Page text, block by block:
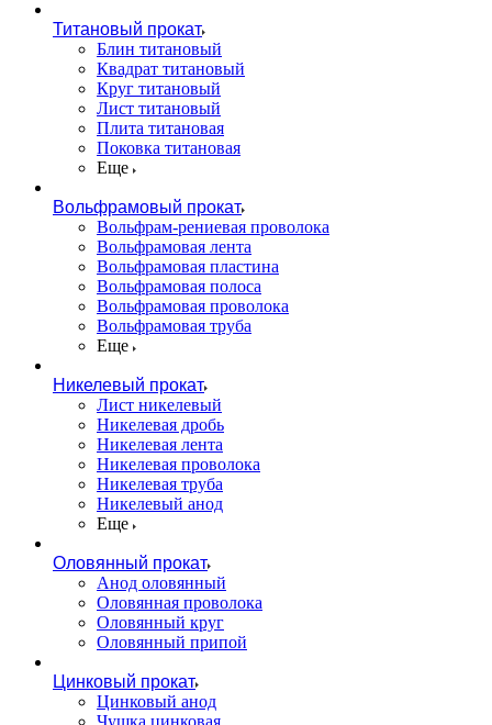
Титановый прокат
Блин титановый
Квадрат титановый
Круг титановый
Лист титановый
Плита титановая
Поковка титановая
Еще
Вольфрамовый прокат
Вольфрам-рениевая проволока
Вольфрамовая лента
Вольфрамовая пластина
Вольфрамовая полоса
Вольфрамовая проволока
Вольфрамовая труба
Еще
Никелевый прокат
Лист никелевый
Никелевая дробь
Никелевая лента
Никелевая проволока
Никелевая труба
Никелевый анод
Еще
Оловянный прокат
Анод оловянный
Оловянная проволока
Оловянный круг
Оловянный припой
Цинковый прокат
Цинковый анод
Чушка цинковая